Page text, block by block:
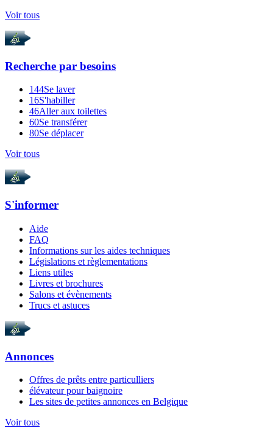
Voir tous
Recherche par besoins
144Se laver
16S'habiller
46Aller aux toilettes
60Se transférer
80Se déplacer
Voir tous
S'informer
Aide
FAQ
Informations sur les aides techniques
Législations et règlementations
Liens utiles
Livres et brochures
Salons et évènements
Trucs et astuces
Annonces
Offres de prêts entre particulliers
élévateur pour baignoire
Les sites de petites annonces en Belgique
Voir tous